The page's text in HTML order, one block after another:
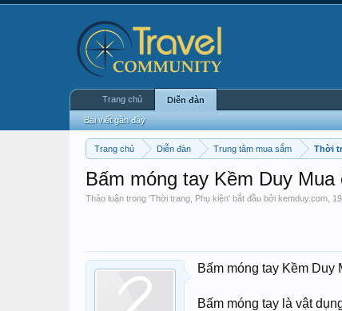
Trang chủ Diễn đàn Trung tâm mua sắm Thời
Bấm móng tay Kềm Duy
Thảo luận trong 'Thời trang, Phụ kiện' bắt đầu bởi kemduy.com
Bấm móng tay Kềm Duy
Bấm móng tay là vật
Trang chủ Diễn đàn
Bài viết gần đây